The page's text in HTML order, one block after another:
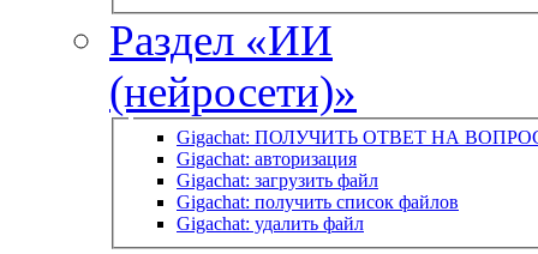
Раздел «ИИ
(нейросети)»
Gigachat: ПОЛУЧИТЬ ОТВЕТ НА
Gigachat: авторизация
Gigachat: загрузить файл
Gigachat: получить список файлов
Gigachat: удалить файл